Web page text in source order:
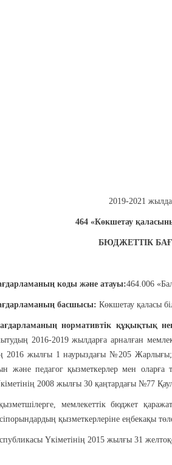
2019-2021
464 «Көкшетау
БЮДЖЕТТІК
коды және атауы:464.006
басшысы: Көкшетау қаласы
нормативтік құқықтық
2016-2019 жылдарға арналған
2016 жылғы 1 наурыздағы №205 Жарлығы;
және педагог қызметкерлер мен оларға
2008 жылғы 30 қаңтардағы №77
мемлекеттік бюджет
қызметкерлеріне еңбекақы
Үкіметінің 2015 жылғы 31